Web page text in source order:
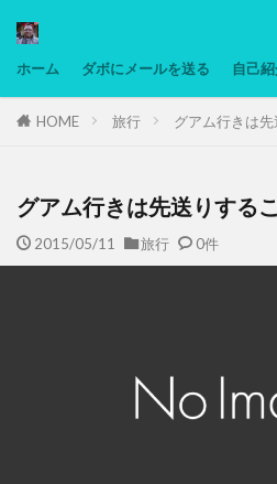
ホーム ダボにメールを送る 自己
HOME 旅行 グアム行きは
グアム行きは先送りする
2015/05/11 旅行 0件
タグ
低温調理・スロークッカー